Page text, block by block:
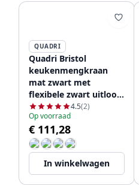
QUADRI
Quadri Bristol
keukenmengkraan
mat zwart met
flexibele zwart uitloop
12089560274.5(2)
Op voorraad
€ 111,28
In winkelwagen